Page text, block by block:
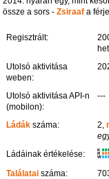
össze a sors -Zsiraaf a
Regisztrált:
Utolsó aktivitása
weben:
Utolsó aktivitása API-n
(mobilon):
---
Ládák száma: 2,
Ládáinak értékelése:
K
R
W
Találatai száma: